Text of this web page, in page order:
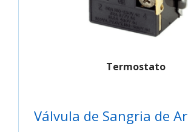
Termostato
Válvula de Sangria de Ar